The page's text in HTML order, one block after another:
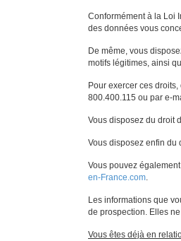
Conformément à la Loi
des données vous
De même, vous
motifs légitimes, ainsi
Pour exercer ces
800.400.115 ou par e-
Vous disposez du droit
Vous disposez enfin du
Vous pouvez
en-France.com.
Les informations que
de prospection. Elles
Vous êtes déjà en